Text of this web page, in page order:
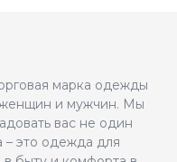
марка одежды
женщин и мужчин. Мы
вас не один
– это одежда для